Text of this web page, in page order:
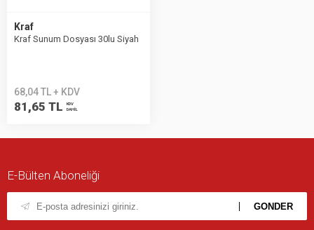
Kraf
Kraf Sunum Dosyası 30lu Siyah
68,04 TL + KDV
81,65 TL
KDV
DAHİL
E-Bülten Aboneliği